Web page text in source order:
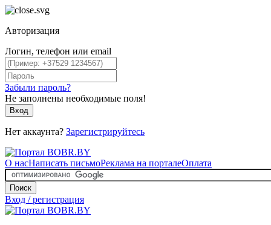
Авторизация
Логин, телефон или email
Забыли пароль?
Не заполнены необходимые поля!
Вход
Нет аккаунта? Зарегистрируйтесь
О насНаписать письмоРеклама на порталеОплата
Поиск
Вход / регистрация